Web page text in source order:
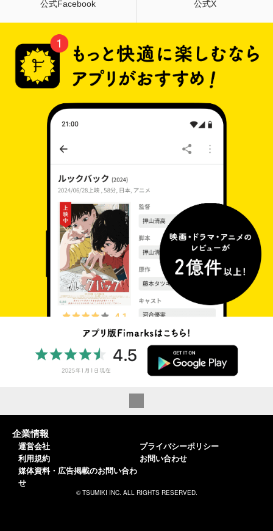
公式Facebook 公式X
企業情報
運営会社
利用規約
媒体資料・広告掲載のお問い合わ
せ
プライバシーポリシー
お問い合わせ
© TSUMIKI INC. ALL RIGHTS RESERVED.